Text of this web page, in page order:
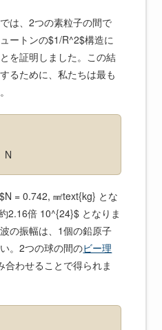
は、2つの素粒子の間で
ートンの$1/R^2$構造に
を証明しました。この結
るために、私たちは最も
N
= 0.742, ㎟text{kg} とな
2.16倍 10^{24}$ となりま
の振幅は、1個の鉛原子
。2つの球の間のビー理
合わせることで得られま